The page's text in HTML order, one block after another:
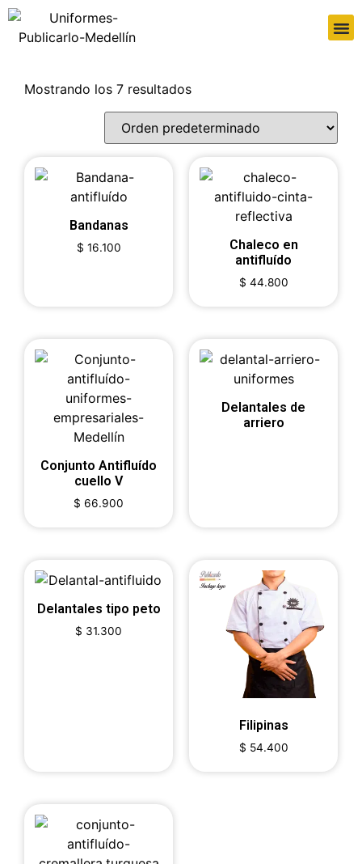
Mostrando los 7 resultados
Bandanas
$ 16.100
Chaleco en
antifluído
$ 44.800
Conjunto Antifluído
cuello V
$ 66.900
Delantales de
arriero
Delantales tipo peto
$ 31.300
Filipinas
$ 54.400